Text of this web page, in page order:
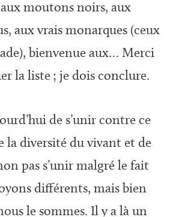
moutons noirs, aux
aux vrais monarques (ceux
bienvenue aux… Merci
la liste ; je dois conclure.
de s’unir contre ce
la diversité du vivant et de
pas s’unir malgré le fait
différents, mais bien
le sommes. Il y a là un